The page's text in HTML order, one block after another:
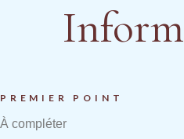
PREMIER POINT
À compléter